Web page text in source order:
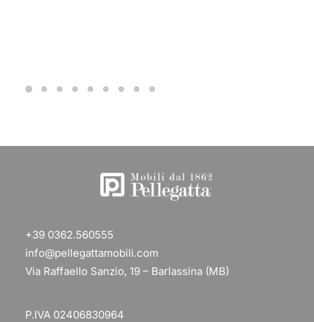
+39 0362.560555
info@pellegattamobili.com
Via Raffaello Sanzio, 19 – Barlassina (MB)
P.IVA 02406830964